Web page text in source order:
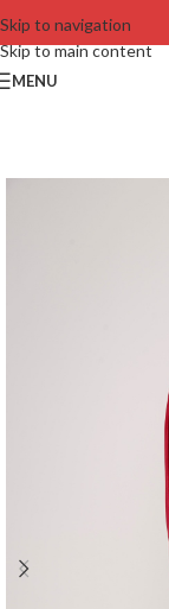
Skip to navigation
Skip to main content
MENU